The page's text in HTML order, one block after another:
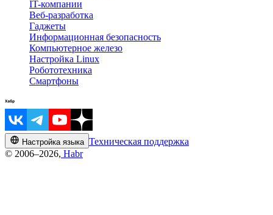
IT-компании
Веб-разработка
Гаджеты
Информационная безопасность
Компьютерное железо
Настройка Linux
Робототехника
Смартфоны
Настройка языка Техническая поддержка
© 2006–2026, Habr